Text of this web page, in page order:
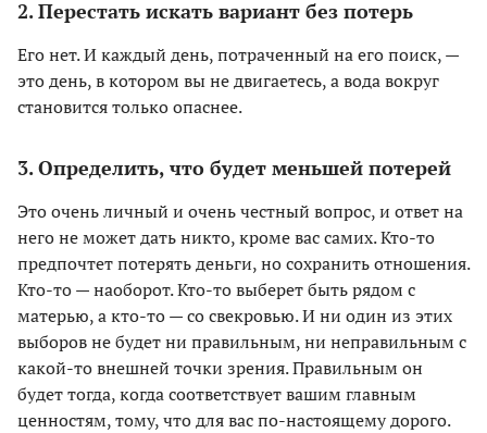
2. Перестать искать вариант без потерь
Его нет. И каждый день, потраченный на его поиск, —
это день, в котором вы не двигаетесь, а вода вокруг
становится только опаснее.
3. Определить, что будет меньшей потерей
Это очень личный и очень честный вопрос, и ответ на
него не может дать никто, кроме вас самих. Кто-то
предпочтет потерять деньги, но сохранить отношения.
Кто-то — наоборот. Кто-то выберет быть рядом с
матерью, а кто-то — со свекровью. И ни один из этих
выборов не будет ни правильным, ни неправильным с
какой-то внешней точки зрения. Правильным он
будет тогда, когда соответствует вашим главным
ценностям, тому, что для вас по-настоящему дорого.